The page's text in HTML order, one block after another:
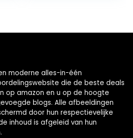
moderne alles-in-één
die de beste deals
op amazon en u op de hoogte
blogs. Alle afbeeldingen
door hun respectievelijke
inhoud is afgeleid van hun